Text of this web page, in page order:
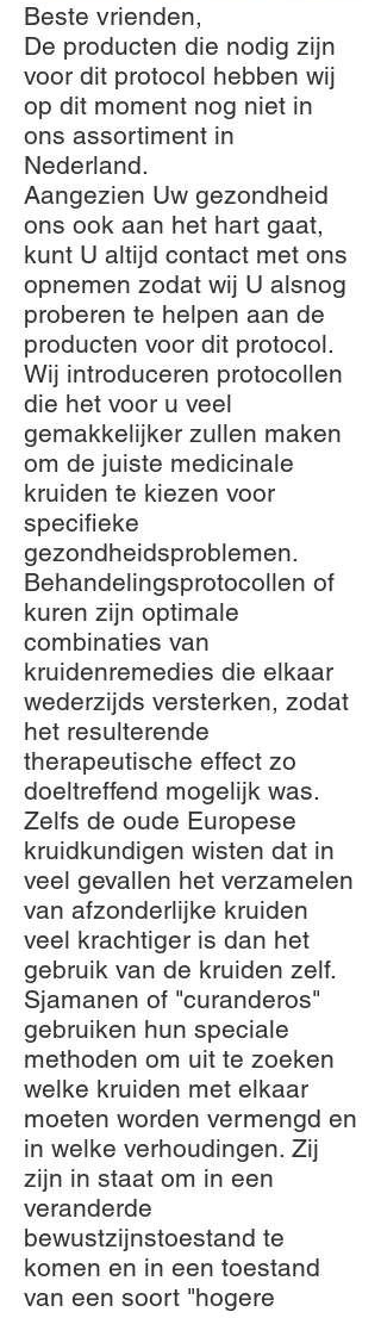
Beste vrienden,
De producten die nodig zijn
voor dit protocol hebben wij
op dit moment nog niet in
ons assortiment in
Nederland.
Aangezien Uw gezondheid
ons ook aan het hart gaat,
kunt U altijd contact met ons
opnemen zodat wij U alsnog
proberen te helpen aan de
producten voor dit protocol.
Wij introduceren protocollen
die het voor u veel
gemakkelijker zullen maken
om de juiste medicinale
kruiden te kiezen voor
specifieke
gezondheidsproblemen.
Behandelingsprotocollen of
kuren zijn optimale
combinaties van
kruidenremedies die elkaar
wederzijds versterken, zodat
het resulterende
therapeutische effect zo
doeltreffend mogelijk was.
Zelfs de oude Europese
kruidkundigen wisten dat in
veel gevallen het verzamelen
van afzonderlijke kruiden
veel krachtiger is dan het
gebruik van de kruiden zelf.
Sjamanen of "curanderos"
gebruiken hun speciale
methoden om uit te zoeken
welke kruiden met elkaar
moeten worden vermengd en
in welke verhoudingen. Zij
zijn in staat om in een
veranderde
bewustzijnstoestand te
komen en in een toestand
van een soort "hogere